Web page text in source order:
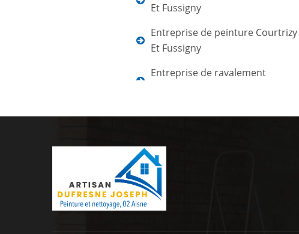
Et Fussigny
Entreprise de peinture Courtrizy
Et Fussigny
Entreprise de ravalement